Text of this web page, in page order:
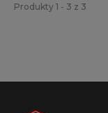
Produkty 1 - 3 z 3